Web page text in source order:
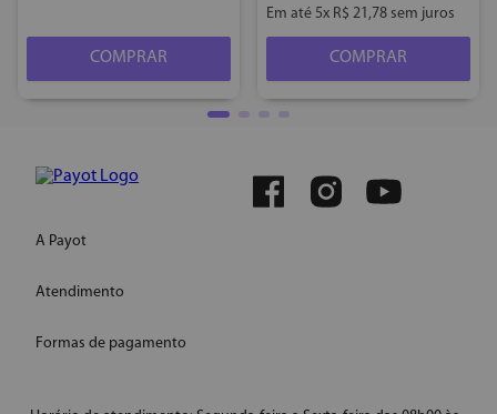
COMPRAR
Em até 5x R$ 21 ,78 sem juros
COMPRAR
A Payot
Quem somos
Atendimento
WhatsApp
Formas de pagamento